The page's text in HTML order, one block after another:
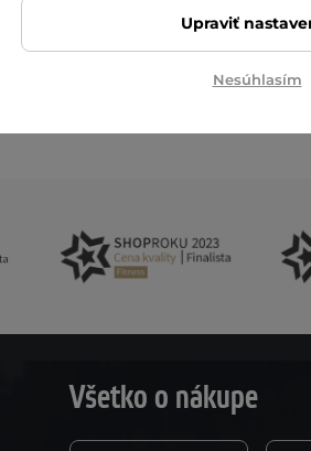
Všetko o nákupe
Upraviť
Nesúhlasím